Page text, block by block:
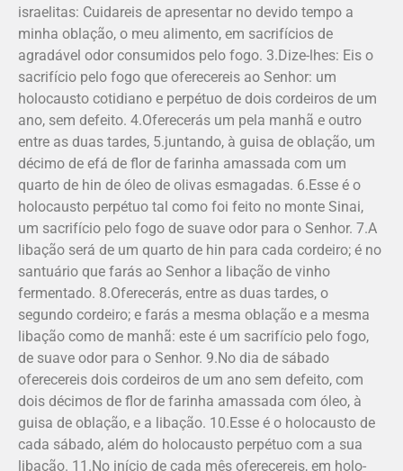
israelitas: Cuidareis de apresentar no devido tempo a
minha oblação, o meu alimento, em sacrifícios de
agradável odor consumidos pelo fogo. 3.Dize-lhes: Eis o
sacrifício pelo fogo que oferecereis ao Senhor: um
holocausto cotidiano e perpétuo de dois cordeiros de um
ano, sem defeito. 4.Oferecerás um pela manhã e outro
entre as duas tardes, 5.juntando, à guisa de oblação, um
décimo de efá de flor de farinha amassada com um
quarto de hin de óleo de olivas esma­ga­das. 6.Esse é o
holocausto perpétuo tal como foi feito no monte Sinai,
um sacrifício pelo fogo de suave odor para o Senhor. 7.A
libação será de um quarto de hin para cada cordeiro; é no
santuário que farás ao Senhor a libação de vinho
fermentado. 8.Oferecerás, entre as duas tardes, o
segundo cordeiro; e farás a mesma oblação e a mesma
libação como de manhã: este é um sacrifício pelo fogo,
de suave odor para o Senhor. 9.No dia de sábado
oferecereis dois cor­deiros de um ano sem defeito, com
dois décimos de flor de farinha amassada com óleo, à
guisa de oblação, e a libação. 10.Esse é o holocausto de
cada sábado, além do holocausto perpétuo com a sua
libação. 11.No início de cada mês oferecereis, em holo­